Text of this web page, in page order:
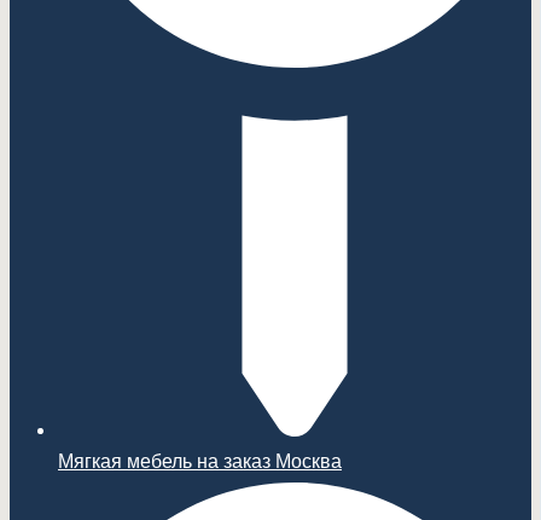
Мягкая мебель на заказ Москва